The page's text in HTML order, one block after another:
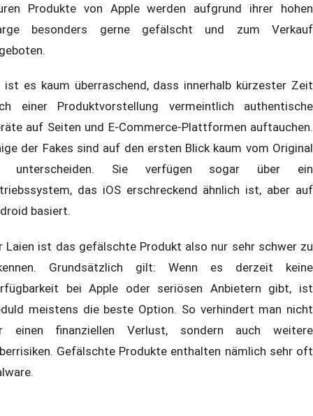
Produkte von Apple werden aufgrund ihrer hohen
besonders gerne gefälscht und zum Verkauf
ist es kaum überraschend, dass innerhalb kürzester Zeit
einer Produktvorstellung vermeintlich authentische
auf Seiten und E-Commerce-Plattformen auftauchen.
der Fakes sind auf den ersten Blick kaum vom Original
unterscheiden. Sie verfügen sogar über ein
das iOS erschreckend ähnlich ist, aber auf
basiert.
Laien ist das gefälschte Produkt also nur sehr schwer zu
Grundsätzlich gilt: Wenn es derzeit keine
bei Apple oder seriösen Anbietern gibt, ist
meistens die beste Option. So verhindert man nicht
einen finanziellen Verlust, sondern auch weitere
Gefälschte Produkte enthalten nämlich sehr oft